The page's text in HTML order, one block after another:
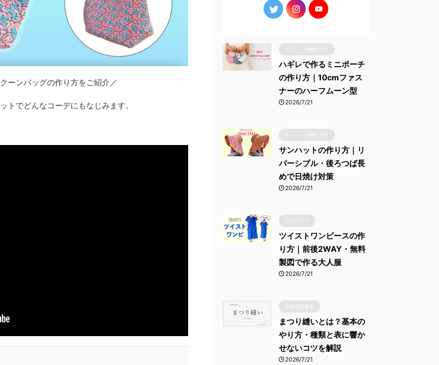
ーンバッグの作り方をご紹介／
トでどんなコーデにもなじみます。
カバン・小物作り方
ハギレで作るミニポーチ
の作り方｜10cmファス
ナーのハーフムーン型
2026/7/21
カバン・小物作り方
サンハットの作り方｜リ
バーシブル・後ろつば長
めで日焼け対策
2026/7/21
ワンピース
ツイストワンピースの作
り方｜前後2WAY・無料
製図で作る大人服
2026/7/21
洋裁用語辞典
まつり縫いとは？基本の
やり方・種類と表に響か
せないコツを解説
2026/7/21